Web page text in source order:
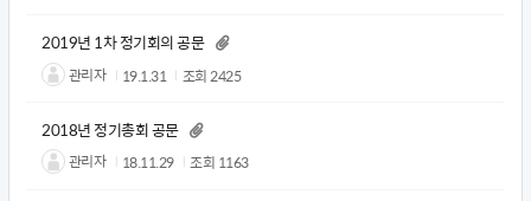
2019년 1차 정기회의 공문
관리자 19.1.31 조회 2425
2018년 정기총회 공문
관리자 18.11.29 조회 1163